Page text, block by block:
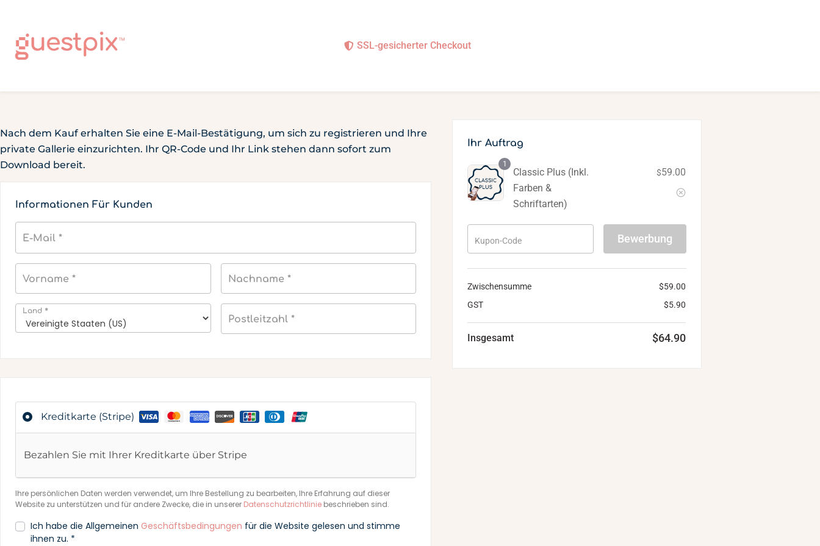
SSL-gesicherter Checkout
Nach dem Kauf erhalten Sie eine E-Mail-Bestätigung, um sich zu registrieren und Ihre
private Gallerie einzurichten. Ihr QR-Code und Ihr Link stehen dann sofort zum
Download bereit.
Informationen Für Kunden
E-Mail *
Vorname * Nachname *
Land *
Postleitzahl *
Kreditkarte (Stripe)
Bezahlen Sie mit Ihrer Kreditkarte über Stripe
Ihre persönlichen Daten werden verwendet, um Ihre Bestellung zu bearbeiten, Ihre Erfahrung auf dieser
Website zu unterstützen und für andere Zwecke, die in unserer Datenschutzrichtlinie beschrieben sind.
Ich habe die Allgemeinen Geschäftsbedingungen für die Website gelesen und stimme
ihnen zu. *
Ihr Auftrag
1
Classic Plus (inkl.
Farben &
Schriftarten)
$59.00
Kupon-Code Bewerbung
Zwischensumme $59.00
GST
$5.90
Insgesamt $64.90